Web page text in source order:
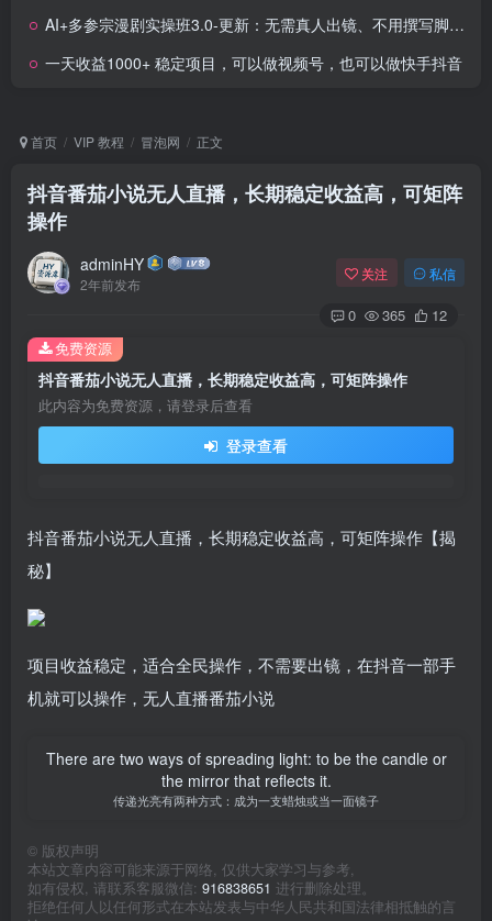
AI+多参宗漫剧实操班3.0-更新：无需真人出镜、不用撰写脚本、可批量生产，小白也能做
一天收益1000+ 稳定项目，可以做视频号，也可以做快手抖音
首页 VIP 教程 冒泡网 正文
抖音番茄小说无人直播，长期稳定收益高，可矩阵
操作
adminHY
2年前发布
关注 私信
0 365 12
抖音番茄小说无人直播，长期稳定收益高，可矩阵操作
此内容为免费资源，请登录后查看
登录查看
免费资源
抖音番茄小说无人直播，长期稳定收益高，可矩阵操作【揭
秘】
项目收益稳定，适合全民操作，不需要出镜，在抖音一部手
机就可以操作，无人直播番茄小说
There are two ways of spreading light: to be the candle or
the mirror that reflects it.
传递光亮有两种方式：成为一支蜡烛或当一面镜子
© 版权声明
本站文章内容可能来源于网络, 仅供大家学习与参考,
如有侵权, 请联系客服微信: 916838651 进行删除处理。
拒绝任何人以任何形式在本站发表与中华人民共和国法律相抵触的言